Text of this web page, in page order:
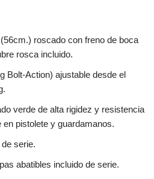
roscado con freno de boca
rosca incluido.
Bolt-Action) ajustable desde el
verde de alta rigidez y resistencia
pistolete y guardamanos.
serie.
abatibles incluido de serie.